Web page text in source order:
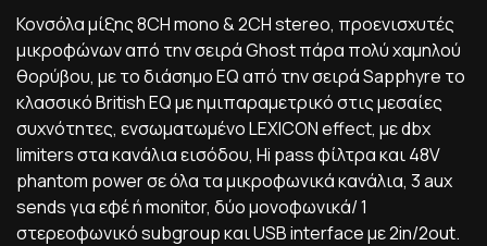
Κονσόλα μίξης 8CH mono & 2CH stereo, προενισχυτές
μικροφώνων από την σειρά Ghost πάρα πολύ χαμηλού
θορύβου, με το διάσημο EQ από την σειρά Sapphyre το
κλασσικό British EQ με ημιπαραμετρικό στις μεσαίες
συχνότητες, ενσωματωμένο LEXICON effect, με dbx
limiters στα κανάλια εισόδου, Hi pass φίλτρα και 48V
phantom power σε όλα τα μικροφωνικά κανάλια, 3 aux
sends για εφέ ή monitor, δύο μονοφωνικά/ 1
στερεοφωνικό subgroup και USB interface με 2in/2out.